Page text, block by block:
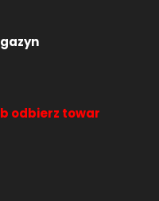
odbierz towar